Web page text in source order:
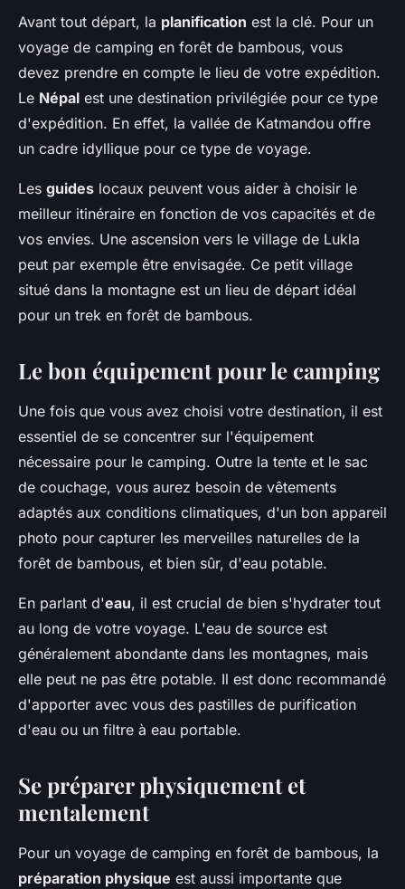
Avant tout départ, la planification est la clé. Pour un
voyage de camping en forêt de bambous, vous
devez prendre en compte le lieu de votre expédition.
Le Népal est une destination privilégiée pour ce type
d'expédition. En effet, la vallée de Katmandou offre
un cadre idyllique pour ce type de voyage.
Les guides locaux peuvent vous aider à choisir le
meilleur itinéraire en fonction de vos capacités et de
vos envies. Une ascension vers le village de Lukla
peut par exemple être envisagée. Ce petit village
situé dans la montagne est un lieu de départ idéal
pour un trek en forêt de bambous.
Le bon équipement pour le camping
Une fois que vous avez choisi votre destination, il est
essentiel de se concentrer sur l'équipement
nécessaire pour le camping. Outre la tente et le sac
de couchage, vous aurez besoin de vêtements
adaptés aux conditions climatiques, d'un bon appareil
photo pour capturer les merveilles naturelles de la
forêt de bambous, et bien sûr, d'eau potable.
En parlant d'eau, il est crucial de bien s'hydrater tout
au long de votre voyage. L'eau de source est
généralement abondante dans les montagnes, mais
elle peut ne pas être potable. Il est donc recommandé
d'apporter avec vous des pastilles de purification
d'eau ou un filtre à eau portable.
Se préparer physiquement et
mentalement
Pour un voyage de camping en forêt de bambous, la
préparation physique est aussi importante que